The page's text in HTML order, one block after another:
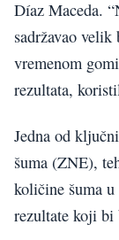
Díaz Maceda.
sadržavao
vremenom
rezultata,
Jedna od
šuma (ZNE),
količine šuma
rezultate koji bi